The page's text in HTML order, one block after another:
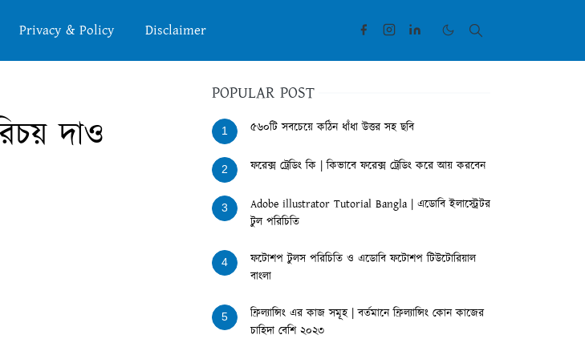
Privacy & Policy Disclaimer
দাও
POPULAR POST
1 ৫৬০টি সবচেয়ে কঠিন ধাঁধা উত্তর সহ ছবি
2 ফরেক্স ট্রেডিং কি | কিভাবে ফরেক্স ট্রেডিং করে আয় করবেন
3
Adobe illustrator Tutorial Bangla | এডোবি ইলাস্ট্রেটর
টুল পরিচিতি
4
ফটোশপ টুলস পরিচিতি ও এডোবি ফটোশপ টিউটোরিয়াল
বাংলা
5
ফ্রিল্যান্সিং এর কাজ সমূহ | বর্তমানে ফ্রিল্যান্সিং কোন কাজের
চাহিদা বেশি ২০২৩